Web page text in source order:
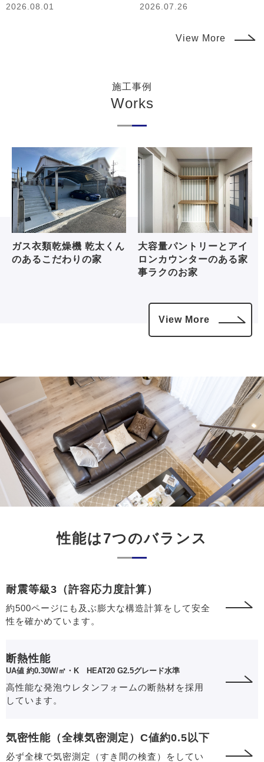
2026.08.01 2026.07.26
View More
施工事例
Works
ガス衣類乾燥機 乾太くん
のあるこだわりの家
大容量パントリーとアイ
ロンカウンターのある家
事ラクのお家
View More
性能は7つのバランス
耐震等級3（許容応力度計算）
約500ページにも及ぶ膨大な構造計算をして安全
性を確かめています。
断熱性能
UA値 約0.30W/㎡・K HEAT20 G2.5グレード水準
高性能な発泡ウレタンフォームの断熱材を採用
しています。
気密性能（全棟気密測定）C値約0.5以下
必ず全棟で気密測定（すき間の検査）をしてい